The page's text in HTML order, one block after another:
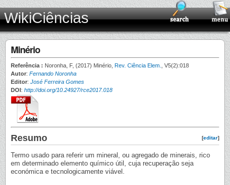
WikiCiências
Minério
Referência : Noronha, F, (2017) Minério, Rev. Ciência Elem.
, V5(2):018
Autor: Fernando Noronha
Editor: José Ferreira Gomes
DOI: http://doi.org/10.24927/rce2017.018
[editar]
Resumo
Termo usado para referir um mineral, ou agregado de minerais, rico
em determinado elemento químico útil, cuja recuperação seja
económica e tecnologicamente viável.